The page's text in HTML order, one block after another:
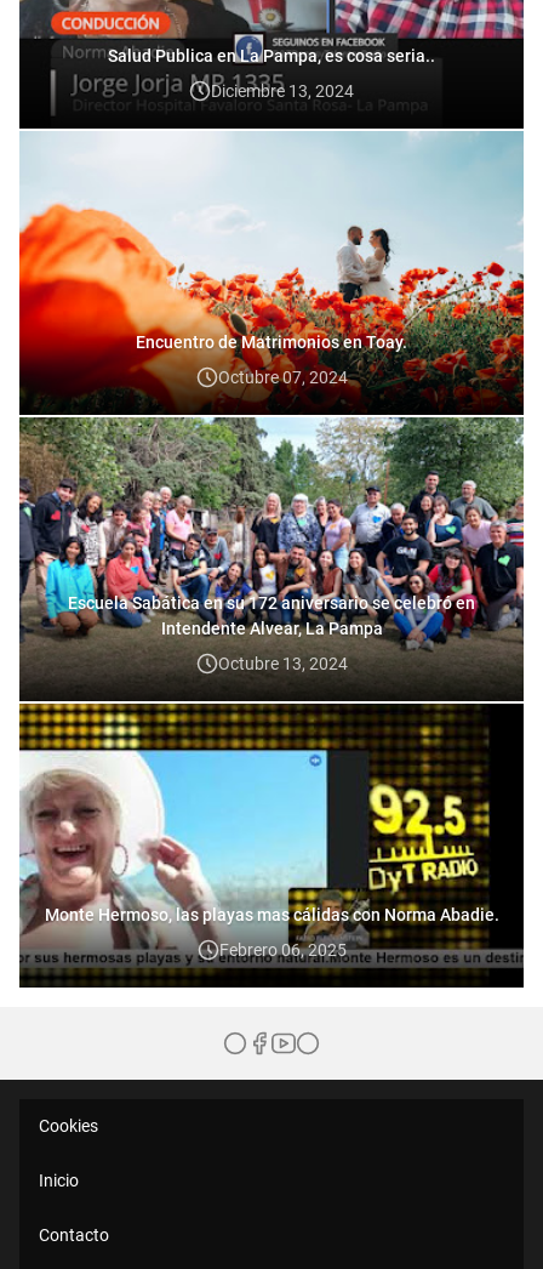
Salud Publica en La Pampa, es cosa seria..
Diciembre 13, 2024
Encuentro de Matrimonios en Toay.
Octubre 07, 2024
Escuela Sabática en su 172 aniversario se celebró en
Intendente Alvear, La Pampa
Octubre 13, 2024
Monte Hermoso, las playas mas cálidas con Norma Abadie.
Febrero 06, 2025
Cookies
Inicio
Contacto